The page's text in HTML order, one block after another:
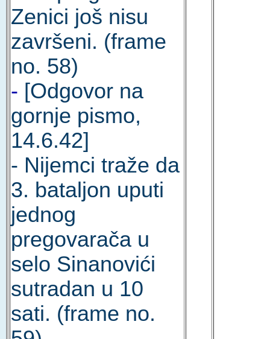
Zenici još nisu
završeni. (frame
no. 58)
- [Odgovor na
gornje pismo,
14.6.42]
- Nijemci traže da
3. bataljon uputi
jednog
pregovarača u
selo Sinanovići
sutradan u 10
sati. (frame no.